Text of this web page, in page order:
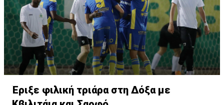
και τέσσερις ασίστ.»
Έριξε φιλική τριάρα στη Δόξα με